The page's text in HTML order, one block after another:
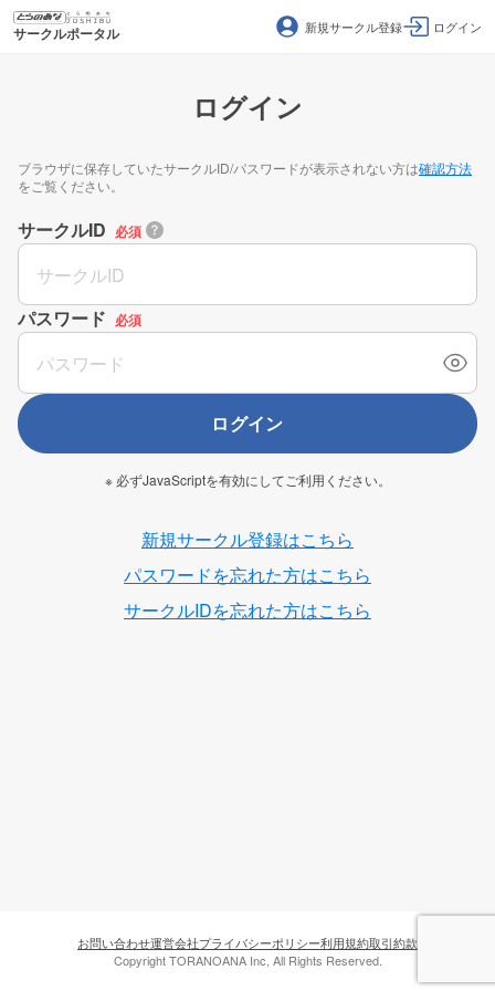
サークルポータル 新規サークル登録 ログイン
ログイン
ブラウザに保存していたサークルID/パスワードが表示されない方は確認方法
をご覧ください。
サークルID 必須
パスワード 必須
ログイン
※ 必ずJavaScriptを有効にしてご利用ください。
新規サークル登録はこちら
パスワードを忘れた方はこちら
サークルIDを忘れた方はこちら
お問い合わせ運営会社プライバシーポリシー利用規約取引約款
Copyright TORANOANA Inc, All Rights Reserved.